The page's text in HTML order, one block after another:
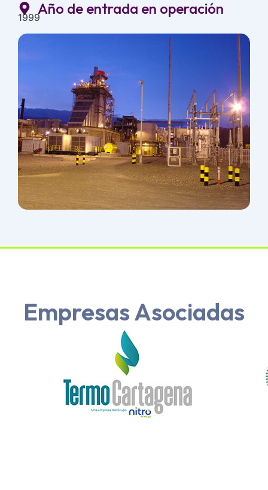
Año de entrada en operación
1999
Empresas Asociadas